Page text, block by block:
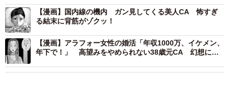
【漫画】国内線の機内 ガン見してくる美人CA 怖すぎ
る結末に背筋がゾクッ！
【漫画】アラフォー女性の婚活「年収1000万、イケメン、
年下で！」 高望みをやめられない38歳元CA 幻想に弄